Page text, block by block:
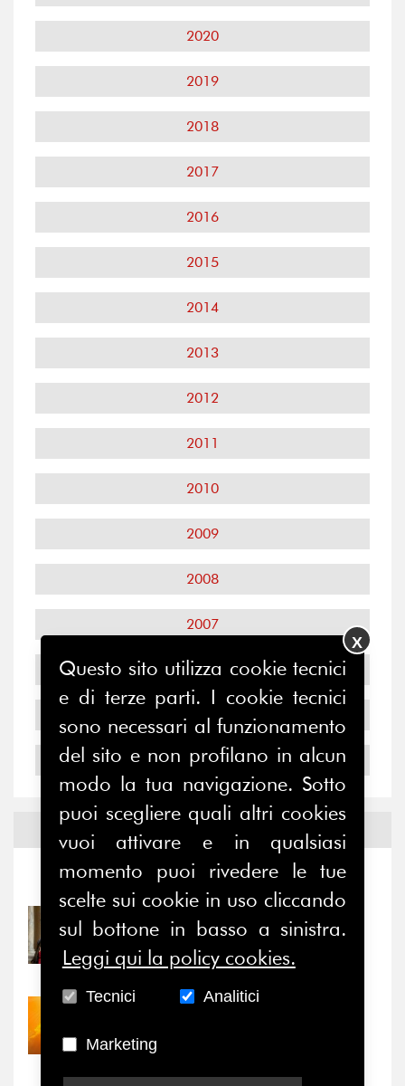
2020
2019
2018
2017
2016
2015
2014
2013
2012
2011
2010
2009
2008
2007
2006
2005
2004
Notizie ed
Notizie - Eventi
31/07/2026
Prima della pausa estiva,
il valore di...
Nove anni dopo la
“grande cecità”: la...
Questo sito utilizza cookie tecnici
e di terze parti. I cookie tecnici
sono necessari al funzionamento
del sito e non profilano in alcun
modo la tua navigazione. Sotto
puoi scegliere quali altri cookies
vuoi attivare e in qualsiasi
momento puoi rivedere le tue
scelte sui cookie in uso cliccando
sul bottone in basso a sinistra.
Leggi qui la policy cookies.
Tecnici Analitici
Marketing
X